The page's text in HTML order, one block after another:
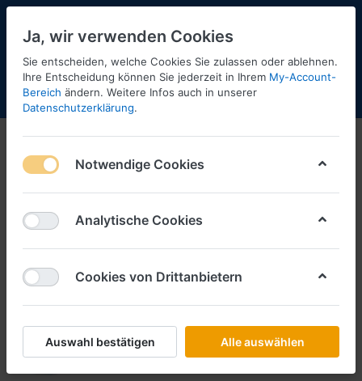
Menü Anmelden Shopaktualisierung
Herpa Zubehör, Teileservice und
Minikit
1-12von19
Art.-Nr. H054621
Ja, wir verwenden Cookies
Sie entscheiden, welche Cookies Sie zulassen oder ablehnen.
Ihre Entscheidung können Sie jederzeit in Ihrem My-Account-
Bereich ändern. Weitere Infos auch in unserer
Datenschutzerklärung.
Notwendige Cookies
Analytische Cookies
Cookies von Drittanbietern
Auswahl bestätigen Alle auswählen